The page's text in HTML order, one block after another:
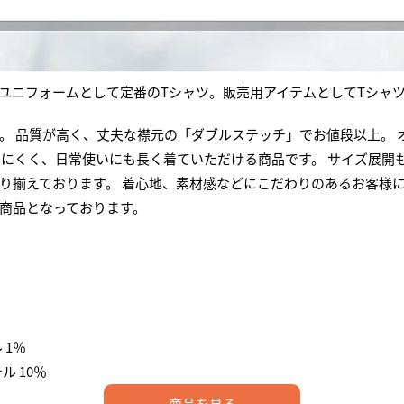
ニフォームとして定番のTシャツ。販売用アイテムとしてTシャ
品質が高く、丈夫な襟元の「ダブルステッチ」でお値段以上。
くく、日常使いにも長く着ていただける商品です。 サイズ展
揃えております。 着心地、素材感などにこだわりのあるお客様
品となっております。
1％
10％